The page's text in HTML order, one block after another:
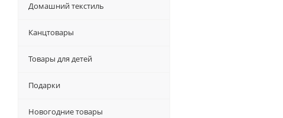
Домашний текстиль
Канцтовары
Товары для детей
Подарки
Новогодние товары